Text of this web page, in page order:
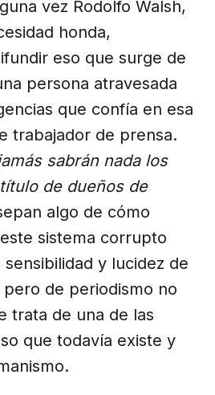
vez Rodolfo Walsh,
honda,
eso que surge de
persona atravesada
que confía en esa
trabajador de prensa.
sabrán nada los
de dueños de
algo de cómo
sistema corrupto
y lucidez de
de periodismo no
trata de una de las
que todavía existe y